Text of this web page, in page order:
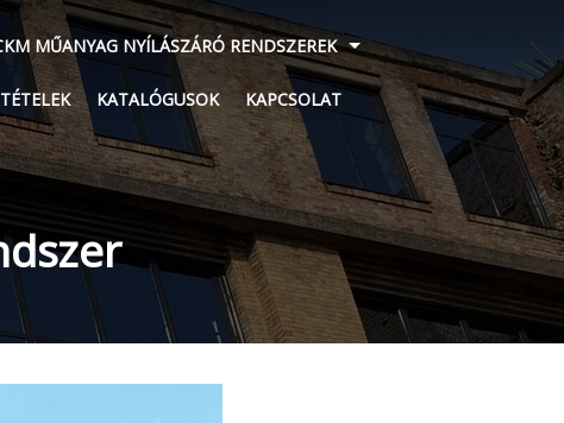
MŰANYAG NYÍLÁSZÁRÓ RENDSZEREK
KATALÓGUSOK KAPCSOLAT